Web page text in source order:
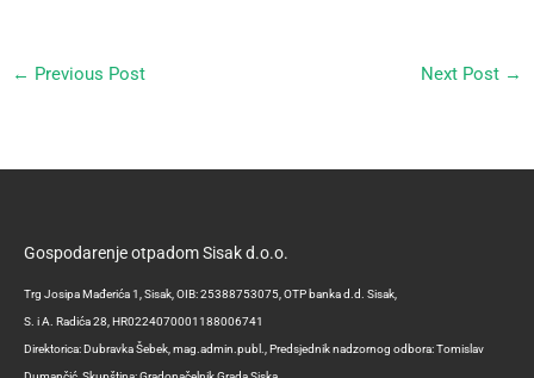
← Previous Post Next Post →
Gospodarenje otpadom Sisak d.o.o.
Trg Josipa Mađerića 1, Sisak, OIB: 25388753075, OTP banka d.d. Sisak,
S. i A. Radića 28, HR0224070001188006741
Direktorica: Dubravka Šebek, mag.admin.publ., Predsjednik nadzornog odbora: Tomislav